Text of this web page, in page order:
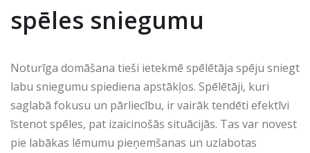
spēles sniegumu
Noturīga domāšana tieši ietekmē spēlētāja spēju sniegt
labu sniegumu spiediena apstākļos. Spēlētāji, kuri
saglabā fokusu un pārliecību, ir vairāk tendēti efektīvi
īstenot spēles, pat izaicinošās situācijās. Tas var novest
pie labākas lēmumu pieņemšanas un uzlabotas